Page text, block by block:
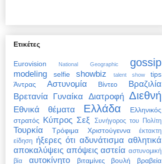
Ετικέτες
Eurovision National Geographic gossip
modeling selfie showbiz talent show
tips
Άντρας
Αστυνομία Βίντεο
Βραζιλία
Βρετανία Γυναίκα Διατροφή Διεθνή
Εθνικά θέματα Ελλάδα
Ελληνικός
στρατός Κύπρος Σεξ Συνήγορος του Πολίτη
Τουρκία Τρόφιμα Χριστούγεννα
έκτακτη
είδηση ήξερες ότι αδυνάτισμα αθλητικά
αποκαλύψεις απόψεις αστεία αστυνομική
βία
αυτοκίνητο βιταμίνες βουλή βραβεία